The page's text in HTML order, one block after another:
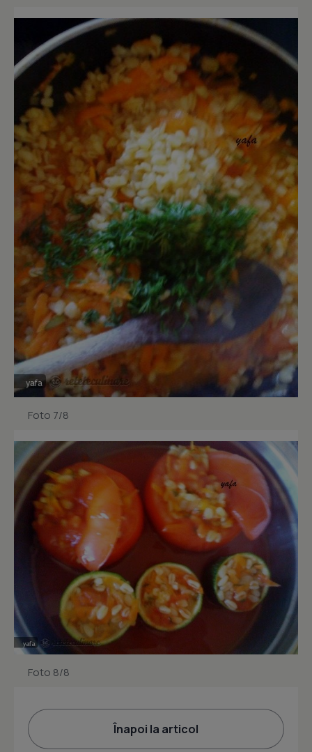
Foto 7/8
Foto 8/8
Înapoi la articol